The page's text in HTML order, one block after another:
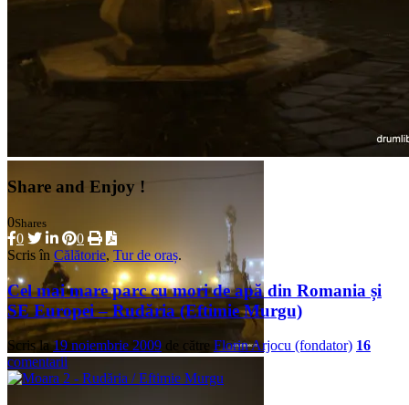
Share and Enjoy !
0Shares
0
0
Scris în Călătorie, Tur de oraș.
Cel mai mare parc cu mori de apă din Romania și
SE Europei – Rudăria (Eftimie Murgu)
Scris la19 noiembrie 2009 de către Florin Arjocu (fondator) 16
comentarii